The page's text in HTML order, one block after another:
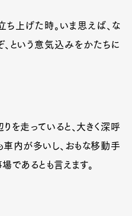
ち上げた時。いま思えば、な
という意気込みをかたちに
を走っていると、大きく深呼
車内が多いし、おもな移動手
であるとも言えます。